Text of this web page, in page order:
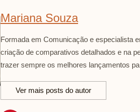
Mariana Souza
Formada em Comunicação e especialista
criação de comparativos detalhados e na
trazer sempre os melhores lançamentos
Ver mais posts do autor